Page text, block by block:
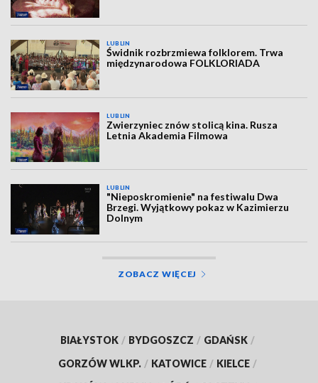
LUBLIN
Świdnik rozbrzmiewa folklorem. Trwa
międzynarodowa FOLKLORIADA
LUBLIN
Zwierzyniec znów stolicą kina. Rusza
Letnia Akademia Filmowa
LUBLIN
"Nieposkromienie" na festiwalu Dwa
Brzegi. Wyjątkowy pokaz w Kazimierzu
Dolnym
ZOBACZ WIĘCEJ
BIAŁYSTOK / BYDGOSZCZ / GDAŃSK /
GORZÓW WLKP. / KATOWICE / KIELCE /